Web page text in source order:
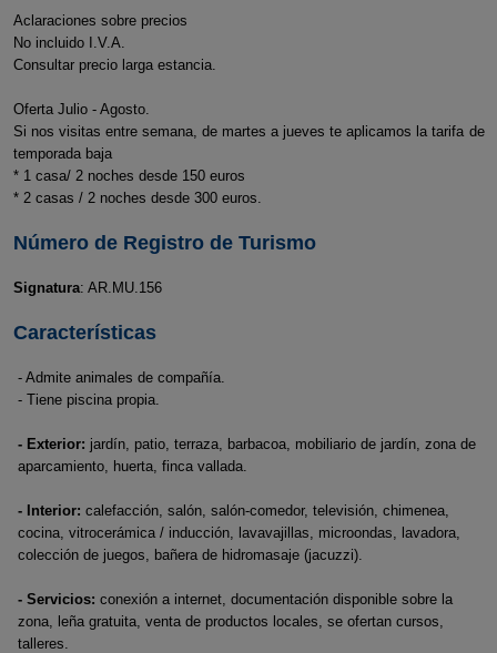
Aclaraciones sobre precios
No incluido I.V.A.
Consultar precio larga estancia.
Oferta Julio - Agosto.
Si nos visitas entre semana, de martes a jueves te aplicamos la tarifa de
temporada baja
* 1 casa/ 2 noches desde 150 euros
* 2 casas / 2 noches desde 300 euros.
Número de Registro de Turismo
Signatura: AR.MU.156
Características
- Admite animales de compañía.
- Tiene piscina propia.
- Exterior: jardín, patio, terraza, barbacoa, mobiliario de jardín, zona de
aparcamiento, huerta, finca vallada.
- Interior: calefacción, salón, salón-comedor, televisión, chimenea,
cocina, vitrocerámica / inducción, lavavajillas, microondas, lavadora,
colección de juegos, bañera de hidromasaje (jacuzzi).
- Servicios: conexión a internet, documentación disponible sobre la
zona, leña gratuita, venta de productos locales, se ofertan cursos,
talleres.